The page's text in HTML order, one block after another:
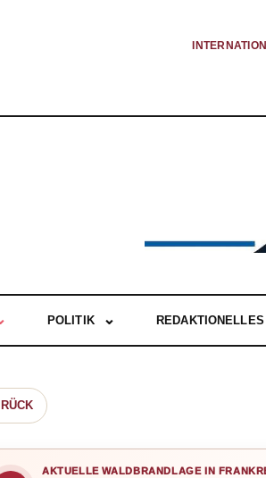
POLITIK REDAKTIONELLES
AKTUELLE WALDBRANDLAGE IN